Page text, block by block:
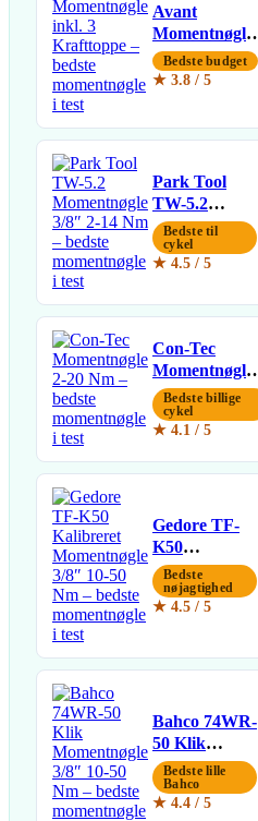
Avant
Momentnøgle
inkl. 3
Krafttoppe
Bedste budget
★ 3.8 / 5
Park Tool
TW-5.2
Momentnøgle
3/8″ 2-14 Nm
Bedste til
cykel
★ 4.5 / 5
Con-Tec
Momentnøgle
2-20 Nm
Bedste billige
cykel
★ 4.1 / 5
Gedore TF-
K50
Kalibreret
Momentnøgle
3/8″ 10-50
Bedste
nøjagtighed
★ 4.5 / 5
Bahco 74WR-
50 Klik
Momentnøgle
3/8″ 10-50
Nm
Bedste lille
Bahco
★ 4.4 / 5